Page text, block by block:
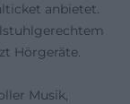
anbietet.
Hörgeräte.
Musik,